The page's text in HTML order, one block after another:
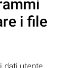
i file